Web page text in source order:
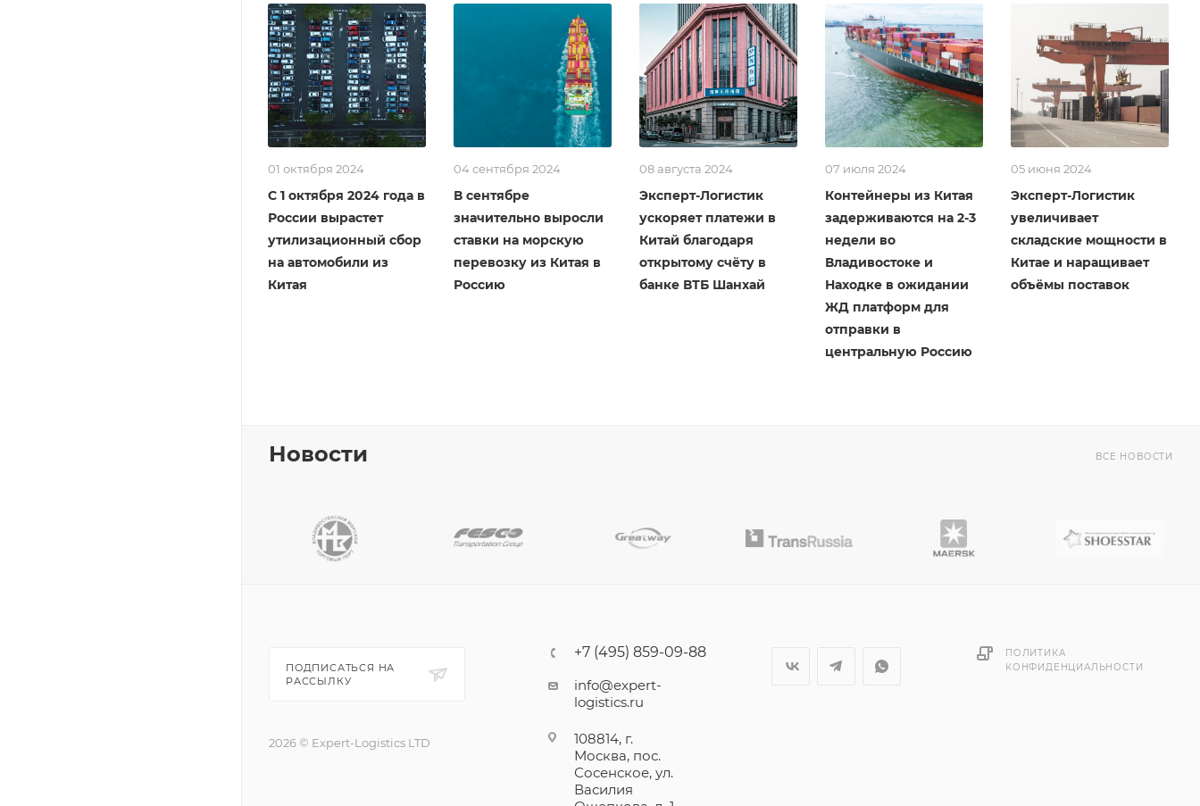
01 октября 2024
С 1 октября 2024 года в
России вырастет
утилизационный сбор
на автомобили из
Китая
04 сентября 2024
В сентябре
значительно выросли
ставки на морскую
перевозку из Китая в
Россию
08 августа 2024
Эксперт-Логистик
ускоряет платежи в
Китай благодаря
открытому счёту в
банке ВТБ Шанхай
07 июля 2024
Контейнеры из Китая
задерживаются на 2-3
недели во
Владивостоке и
Находке в ожидании
ЖД платформ для
отправки в
центральную Россию
05 июня 2024
Эксперт-Логистик
увеличивает
складские мощности в
Китае и наращивает
объёмы поставок
Новости ВСЕ НОВОСТИ
ПОДПИСАТЬСЯ НА
РАССЫЛКУ
2026 © Expert-Logistics LTD
+7 (495) 859-09-88
info@expert-
logistics.ru
108814, г.
Москва, пос.
Сосенское, ул.
Василия
ПОЛИТИКА
КОНФИДЕНЦИАЛЬНОСТИ